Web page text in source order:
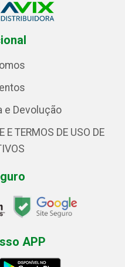
e Devolução
E TERMOS DE USO DE
APP